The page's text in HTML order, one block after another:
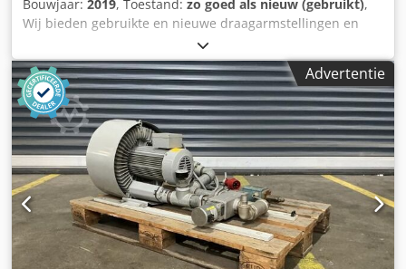
Bouwjaar: 2019, Toestand: zo goed als nieuw (gebruikt),
Wij bieden gebruikte en nieuwe draagarmstellingen en
zware palletstellingen aan. Wij zullen u graag een
individueel aanbod doen. Laat ons het volgende weten: -
Lengte en hoogte van de gewenste rekken, - aantal
schapniveaus, - plankladingen. Csdpfohr D Dtjx Al Roha Als
u vragen heeft, aarzel dan niet om contact met ons op te
nemen. Afbeeldingen zijn voorbeeldfoto's.
Advertentie